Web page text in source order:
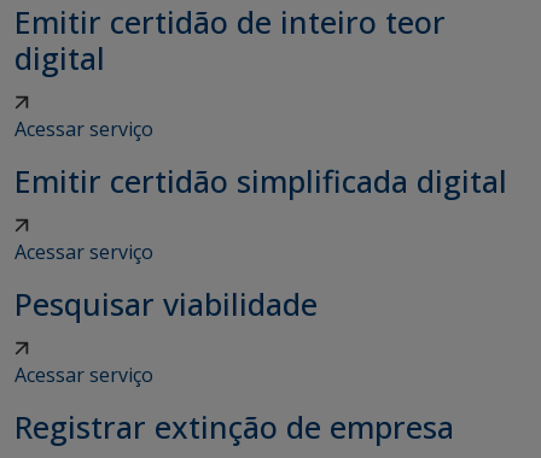
Emitir certidão de inteiro teor
digital
Acessar serviço
Emitir certidão simplificada digital
Acessar serviço
Pesquisar viabilidade
Acessar serviço
Registrar extinção de empresa